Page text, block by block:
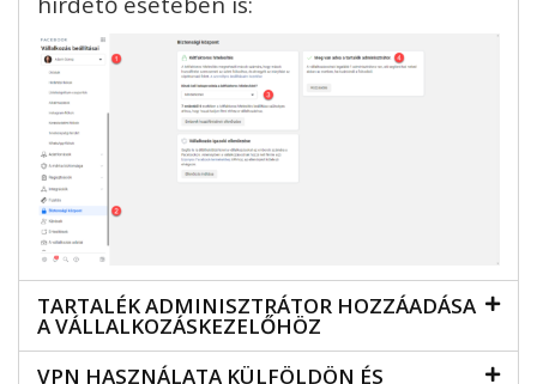
TARTALÉK ADMINISZTRÁTOR HOZZÁADÁSA
A VÁLLALKOZÁSKEZELŐHÖZ
VPN HASZNÁLATA KÜLFÖLDÖN ÉS